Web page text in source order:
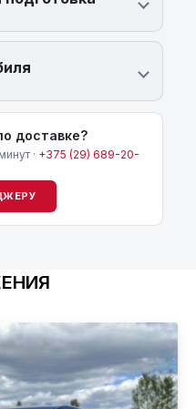
доставке?
· +375 (29) 689-20-